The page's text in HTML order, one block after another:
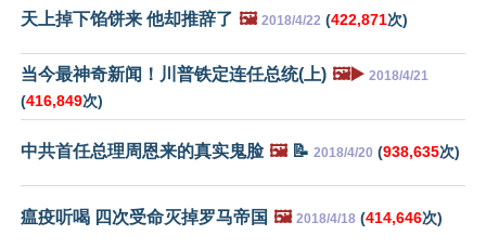
天上掉下馅饼来 他却推辞了 🖼️ 2018/4/22 (422,871次)
当今最神奇新闻！川普铁定连任总统(上) 🖼️▶️ 2018/4/21
(416,849次)
中共首任总理周恩来的真实鬼脸 🖼️📝 2018/4/20 (938,635次)
瘟疫听喝 四次受命灭掉罗马帝国 🖼️ 2018/4/18 (414,646次)